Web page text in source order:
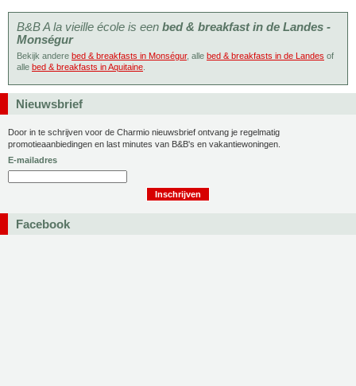
B&B A la vieille école is een bed & breakfast in de Landes -
Monségur
Bekijk andere bed & breakfasts in Monségur, alle bed & breakfasts in de Landes of
alle bed & breakfasts in Aquitaine
Nieuwsbrief
Door in te schrijven voor de Charmio nieuwsbrief ontvang je regelmatig
promotieaanbiedingen en last minutes van B&B's en vakantiewoningen.
E-mailadres
Facebook